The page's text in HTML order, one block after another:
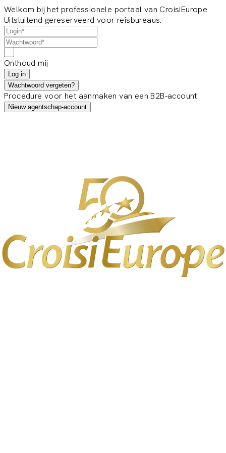
Welkom bij het professionele portaal van CroisiEurope
Uitsluitend gereserveerd voor reisbureaus.
Onthoud mij
Log in
Wachtwoord vergeten?
Procedure voor het aanmaken van een B2B-account
Nieuw agentschap-account